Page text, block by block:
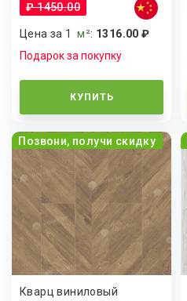
₽ 1450.00
Цена за 1м²: 1316.00 ₽
Подарок за покупку
КУПИТЬ
Позвони, получи скидку
Кварц виниловый